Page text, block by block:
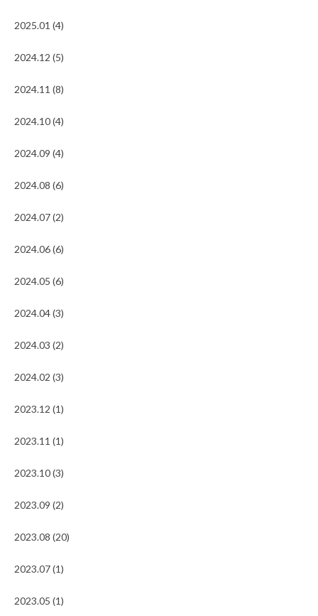
2025.01 (4)
2024.12 (5)
2024.11 (8)
2024.10 (4)
2024.09 (4)
2024.08 (6)
2024.07 (2)
2024.06 (6)
2024.05 (6)
2024.04 (3)
2024.03 (2)
2024.02 (3)
2023.12 (1)
2023.11 (1)
2023.10 (3)
2023.09 (2)
2023.08 (20)
2023.07 (1)
2023.05 (1)